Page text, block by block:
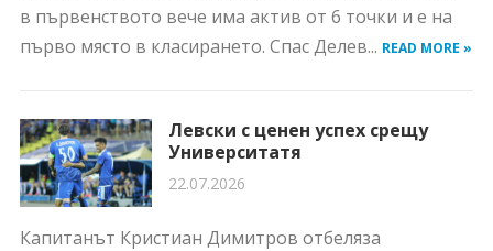
в първенството вече има актив от 6 точки и е на
първо място в класирането. Спас Делев... READ MORE »
Левски с ценен успех срещу
Университатя
22.07.2026
Капитанът Кристиан Димитров отбеляза